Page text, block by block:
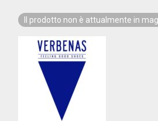
Il prodotto non è attualmente in